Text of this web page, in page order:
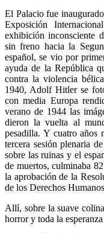
El Palacio fue
Exposición
exhibición inconsciente
sin freno hacia la
español, se vio por
ayuda de la República
contra la violencia
1940, Adolf Hitler se
con media Europa
verano de 1944 las
dieron la vuelta al
pesadilla. Y cuatro años
tercera sesión plenaria
sobre las ruinas y el
de muertos, culminaba
la aprobación de la
de los Derechos
Allí, sobre la suave
horror y toda la